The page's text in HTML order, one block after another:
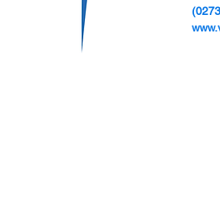
성균관대 산학협력단, 초격차
스타트업 테크콘서 바이오헬스